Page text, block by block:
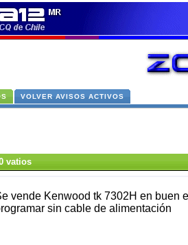
VOLVER AVISOS ACTIVOS
vatios
vende Kenwood tk 7302H en buen
sin cable de alimentación